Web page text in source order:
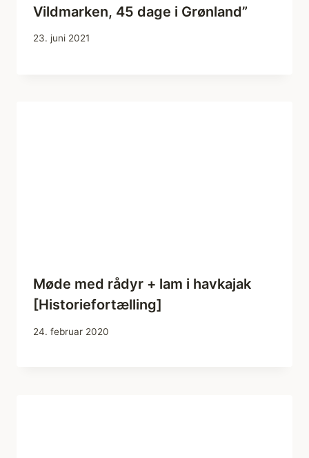
Vildmarken, 45 dage i Grønland”
23. juni 2021
Møde med rådyr + lam i havkajak
[Historiefortælling]
24. februar 2020